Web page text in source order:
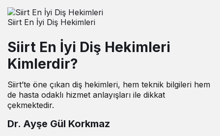
Siirt En İyi Diş Hekimleri
Siirt En İyi Diş Hekimleri
Kimlerdir?
Siirt’te öne çıkan diş hekimleri, hem teknik bilgileri hem
de hasta odaklı hizmet anlayışları ile dikkat
çekmektedir.
Dr. Ayşe Gül Korkmaz